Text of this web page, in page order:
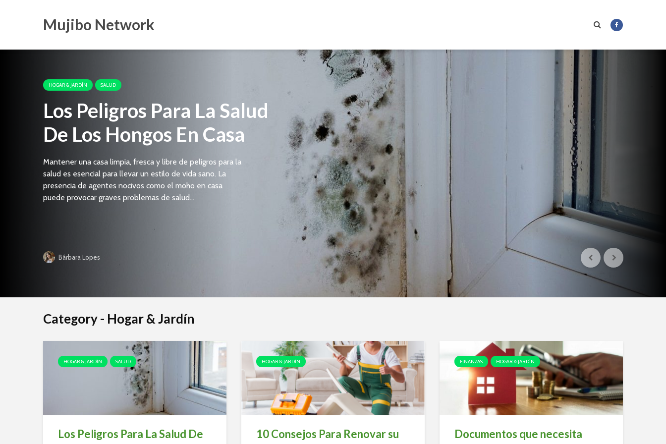
Mujibo Network
HOGAR & JARDÍN SALUD
Los Peligros Para La Salud
De Los Hongos En Casa
Mantener una casa limpia, fresca y libre de peligros para la
salud es esencial para llevar un estilo de vida sano. La
presencia de agentes nocivos como el moho en casa
puede provocar graves problemas de salud...
Bárbara Lopes
Category - Hogar & Jardín
HOGAR & JARDÍN SALUD
Los Peligros Para La Salud De
HOGAR & JARDÍN
10 Consejos Para Renovar su
FINANZAS HOGAR & JARDÍN
Documentos que necesita